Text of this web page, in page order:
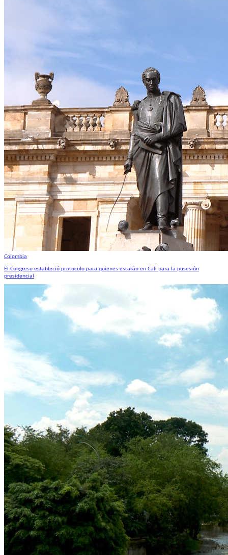
Colombia
El Congreso estableció protocolo para quienes estarán en Cali para la posesión
presidencial